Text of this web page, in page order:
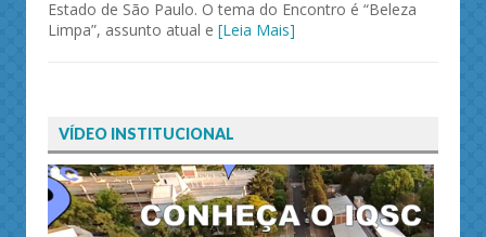
Estado de São Paulo. O tema do Encontro é “Beleza
Limpa”, assunto atual e [Leia Mais]
VÍDEO INSTITUCIONAL